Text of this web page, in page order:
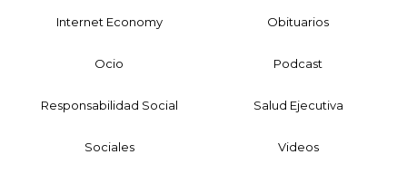
Internet Economy Obituarios
Ocio Podcast
Responsabilidad Social Salud Ejecutiva
Sociales Videos